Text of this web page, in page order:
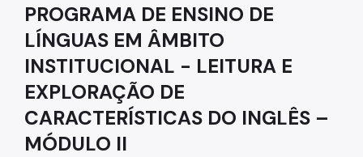
Dúvidas Frequentes
Formações da EMASP
Formações Oferecidas
Inscrições Abertas
Como se Inscrever
PROGRAMA DE ENSINO DE
LÍNGUAS EM ÂMBITO
INSTITUCIONAL - LEITURA E
EXPLORAÇÃO DE
CARACTERÍSTICAS DO INGLÊS –
MÓDULO II